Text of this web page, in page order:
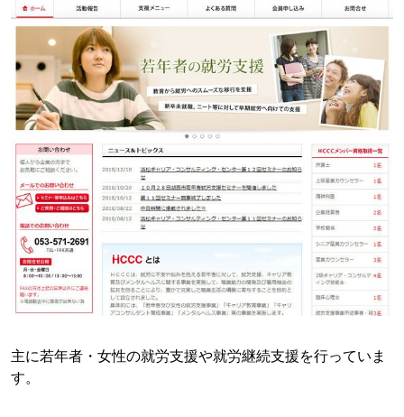
主に若年者・女性の就労支援や就労継続支援を行っていま
す。